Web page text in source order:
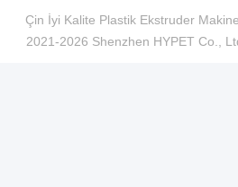
Çin İyi Kalite Plastik Ekstruder
2021-2026 Shenzhen HYPET Co.,